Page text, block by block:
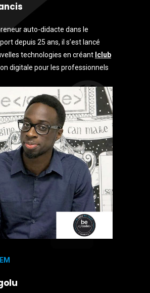
auto-didacte dans le
depuis 25 ans, il s’est lancé
technologies en créant Iclub
digitale pour les professionnels